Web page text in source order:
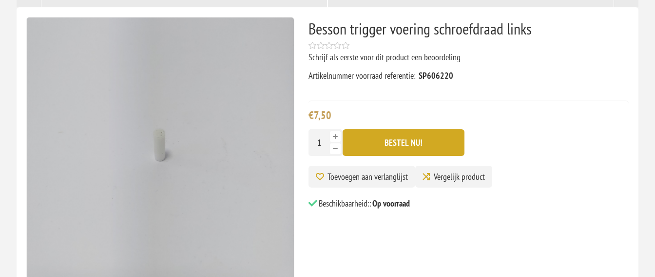
Besson trigger voering schroefdraad links
Schrijf als eerste voor dit product een beoordeling
Artikelnummer voorraad referentie: SP606220
€7,50
BESTEL NU!
Toevoegen aan verlanglijst Vergelijk product
Beschikbaarheid::Op voorraad